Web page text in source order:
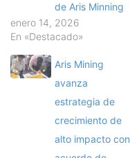
de Aris Minning
enero 14, 2026
En «Destacado»
Aris Mining
avanza
estrategia de
crecimiento de
alto impacto con